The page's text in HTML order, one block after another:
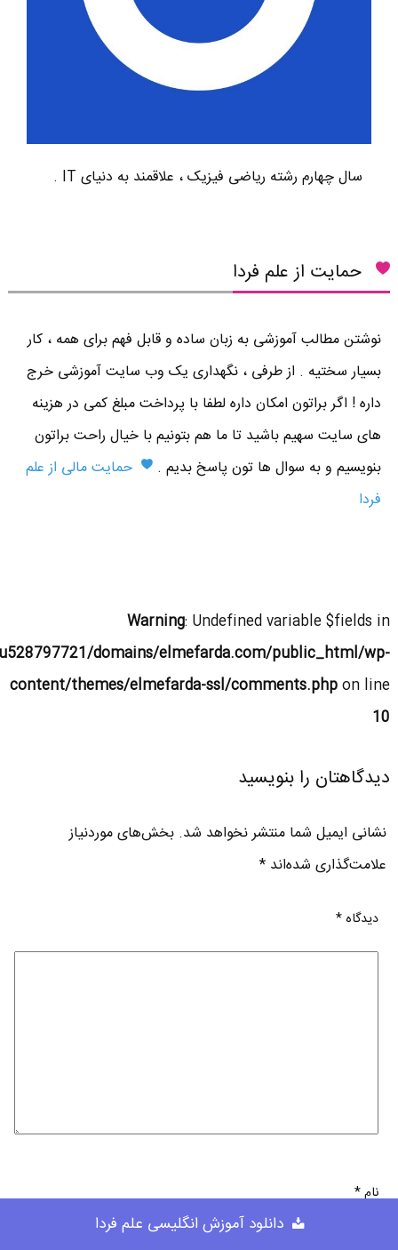
سال چهارم رشته ریاضی فیزیک ، علاقمند به دنیای IT .
حمایت از علم فردا
نوشتن مطالب آموزشی به زبان ساده و قابل فهم برای همه ، کار
بسیار سختیه . از طرفی ، نگهداری یک وب سایت آموزشی خرج
داره ! اگر براتون امکان داره لطفا با پرداخت مبلغ کمی در هزینه
های سایت سهیم باشید تا ما هم بتونیم با خیال راحت براتون
بنویسیم و به سوال ها تون پاسخ بدیم .
حمایت مالی از علم
فردا
Warning: Undefined variable $fields in
domains/elmefarda.com/public_html/wp-
content/themes/elmefarda-ssl/comments.phpon line
10
دیدگاهتان را بنویسید
نشانی ایمیل شما منتشر نخواهد شد. بخش‌های موردنیاز
علامت‌گذاری شده‌اند*
دیدگاه*
نام*
دانلود آموزش انگلیسی علم فردا